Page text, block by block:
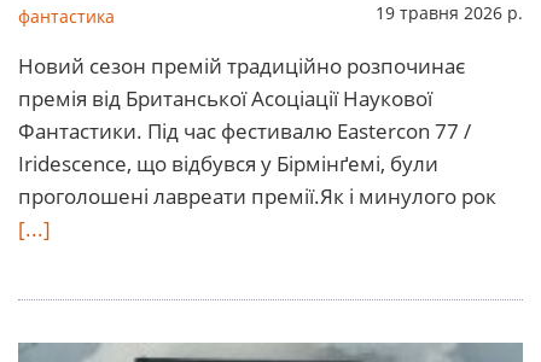
фантастика
19 травня 2026 р.
Новий сезон премій традиційно розпочинає
премія від Британської Асоціації Наукової
Фантастики. Під час фестивалю Eastercon 77 /
Iridescence, що відбувся у Бірмінґемі, були
проголошені лавреати премії.Як і минулого рок
[...]